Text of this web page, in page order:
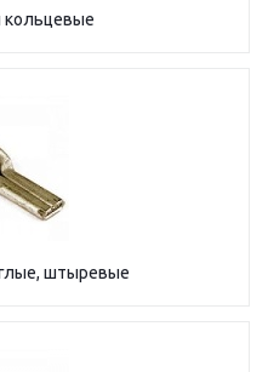
кольцевые
штыревые